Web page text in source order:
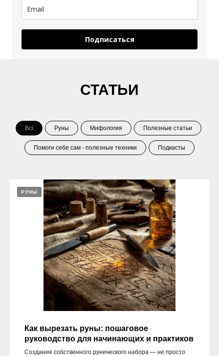
Подписаться
СТАТЬИ
Всі Руны Мифология Полезные статьи
Помоги себе сам - полезные техники Подкасты
РУНЫ
Как вырезать руны: пошаговое
руководство для начинающих и практиков
Создание собственного рунического набора — не просто